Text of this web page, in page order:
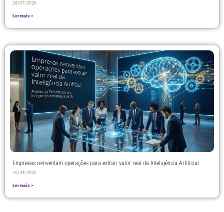
28/07/2026
Ler mais >
Empresas reinventam operações para extrair valor real da Inteligência Artificial
10/04/2026
Ler mais >